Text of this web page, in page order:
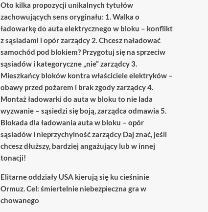
Oto kilka propozycji unikalnych tytułów
zachowujących sens oryginału: 1. Walka o
ładowarkę do auta elektrycznego w bloku – konflikt
z sąsiadami i opór zarządcy 2. Chcesz naładować
samochód pod blokiem? Przygotuj się na sprzeciw
sąsiadów i kategoryczne „nie” zarządcy 3.
Mieszkańcy bloków kontra właściciele elektryków –
obawy przed pożarem i brak zgody zarządcy 4.
Montaż ładowarki do auta w bloku to nie lada
wyzwanie – sąsiedzi się boją, zarządca odmawia 5.
Blokada dla ładowania auta w bloku – opór
sąsiadów i nieprzychylność zarządcy Daj znać, jeśli
chcesz dłuższy, bardziej angażujący lub w innej
tonacji!
Elitarne oddziały USA kierują się ku cieśninie
Ormuz. Cel: śmiertelnie niebezpieczna gra w
chowanego